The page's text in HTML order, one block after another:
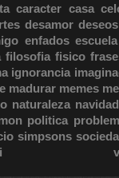
caracter casa
desamor deseos
enfados escuela
filosofia fisico
ignorancia
madurar memes
naturaleza navidad
politica
simpsons